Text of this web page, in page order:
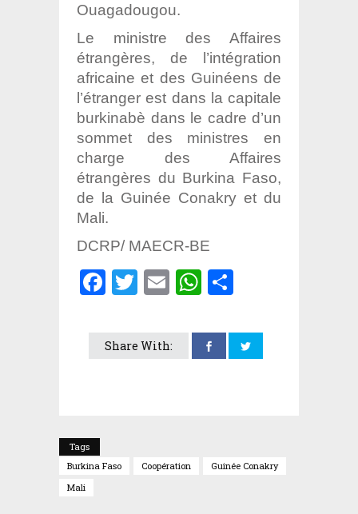
Ouagadougou.
Le ministre des Affaires
étrangères, de l’intégration
africaine et des Guinéens de
l’étranger est dans la capitale
burkinabè dans le cadre d’un
sommet des ministres en
charge des Affaires
étrangères du Burkina Faso,
de la Guinée Conakry et du
Mali.
DCRP/ MAECR-BE
Facebook
Twitter
EmailWhatsApp
Share With:
Tags
Burkina Faso
Coopération
Guinée Conakry
Mali